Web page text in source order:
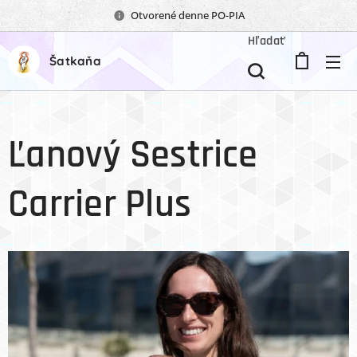
Otvorené denne PO-PIA
Šatkaňa
Hľadať
Ľanový Sestrice
Carrier Plus